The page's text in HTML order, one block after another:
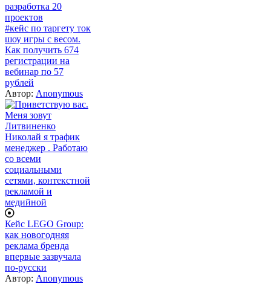
разработка 20
проектов
#кейс по таргету ток
шоу игры с весом.
Как получить 674
регистрации на
вебинар по 57
рублей
Автор: Anonymous
Кейс LEGO Group:
как новогодняя
реклама бренда
впервые зазвучала
по-русски
Автор: Anonymous